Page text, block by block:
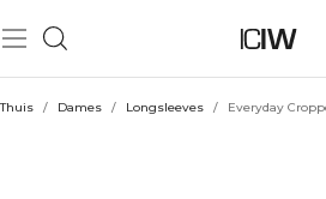
Thuis / Dames / Longsleeves / Everyday